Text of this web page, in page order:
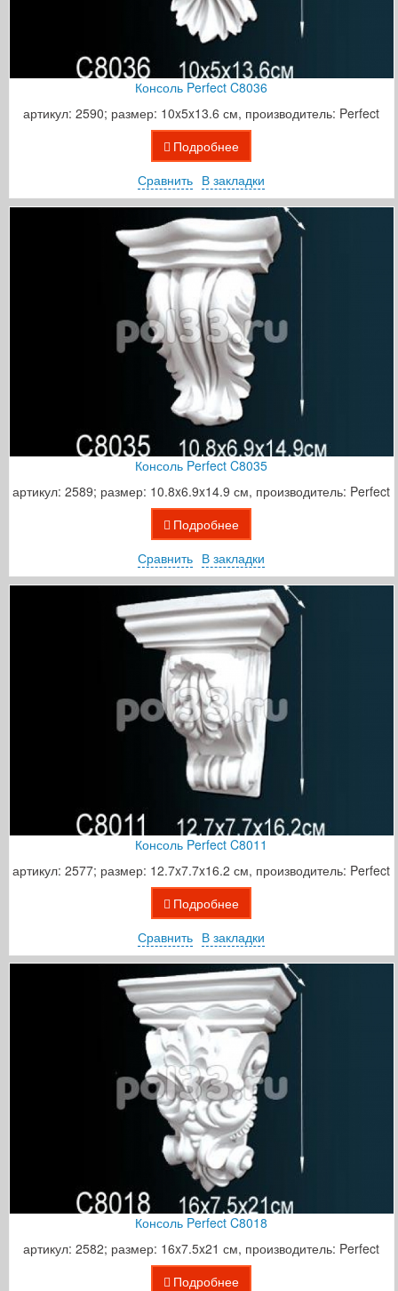
Консоль Perfect C8036
артикул: 2590; размер: 10x5x13.6 см, производитель: Perfect
Подробнее
Сравнить В закладки
Консоль Perfect C8035
артикул: 2589; размер: 10.8x6.9x14.9 см, производитель: Perfect
Подробнее
Сравнить В закладки
Консоль Perfect C8011
артикул: 2577; размер: 12.7x7.7x16.2 см, производитель: Perfect
Подробнее
Сравнить В закладки
Консоль Perfect C8018
артикул: 2582; размер: 16x7.5x21 см, производитель: Perfect
Подробнее